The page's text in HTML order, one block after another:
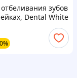
зубов
Dental White
зубов /
для отбеливания